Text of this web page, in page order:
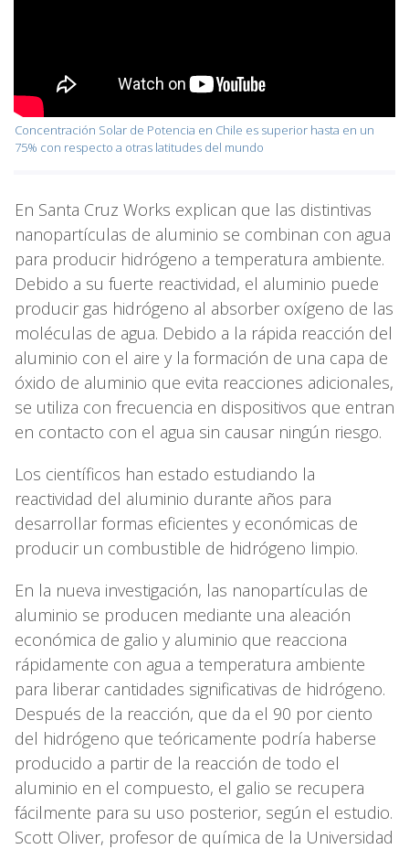
Concentración Solar de Potencia en Chile es superior hasta en un
75% con respecto a otras latitudes del mundo
En Santa Cruz Works explican que las distintivas
nanopartículas de aluminio se combinan con agua
para producir hidrógeno a temperatura ambiente.
Debido a su fuerte reactividad, el aluminio puede
producir gas hidrógeno al absorber oxígeno de las
moléculas de agua. Debido a la rápida reacción del
aluminio con el aire y la formación de una capa de
óxido de aluminio que evita reacciones adicionales,
se utiliza con frecuencia en dispositivos que entran
en contacto con el agua sin causar ningún riesgo.
Los científicos han estado estudiando la
reactividad del aluminio durante años para
desarrollar formas eficientes y económicas de
producir un combustible de hidrógeno limpio.
En la nueva investigación, las nanopartículas de
aluminio se producen mediante una aleación
económica de galio y aluminio que reacciona
rápidamente con agua a temperatura ambiente
para liberar cantidades significativas de hidrógeno.
Después de la reacción, que da el 90 por ciento
del hidrógeno que teóricamente podría haberse
producido a partir de la reacción de todo el
aluminio en el compuesto, el galio se recupera
fácilmente para su uso posterior, según el estudio.
Scott Oliver, profesor de química de la Universidad